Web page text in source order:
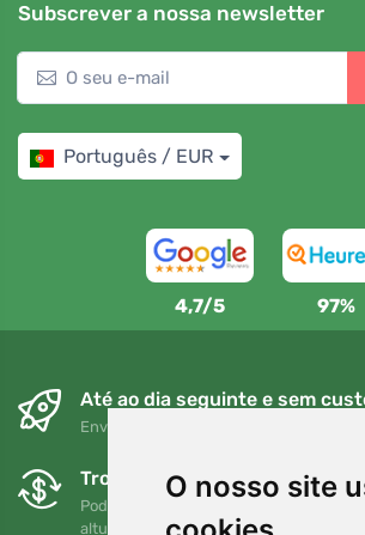
O nosso site
Subscrever a nossa newsletter
Português / EUR
4,7/5 97%
Até ao dia seguinte e sem
Envio gratuito para encomendas
Trocas e devoluções gratuitas
Pode devolver ou trocar a sua
altura no prazo de 90 dias